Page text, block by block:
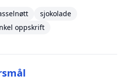
sjokolade
oppskrift